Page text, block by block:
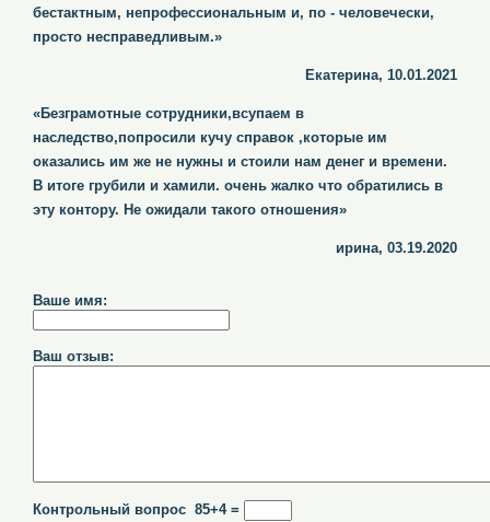
бестактным, непрофессиональным и, по - человечески,
просто несправедливым.»
Екатерина, 10.01.2021
«Безграмотные сотрудники,всупаем в
наследство,попросили кучу справок ,которые им
оказались им же не нужны и стоили нам денег и времени.
В итоге грубили и хамили. очень жалко что обратились в
эту контору. Не ожидали такого отношения»
ирина, 03.19.2020
Ваше имя:
Ваш отзыв:
Контрольный вопрос 85+4 =